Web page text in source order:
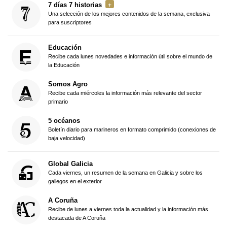
7 días 7 historias
Una selección de los mejores contenidos de la semana, exclusiva
para suscriptores
Educación
Recibe cada lunes novedades e información útil sobre el mundo de
la Educación
Somos Agro
Recibe cada miércoles la información más relevante del sector
primario
5 océanos
Boletín diario para marineros en formato comprimido (conexiones de
baja velocidad)
Global Galicia
Cada viernes, un resumen de la semana en Galicia y sobre los
gallegos en el exterior
A Coruña
Recibe de lunes a viernes toda la actualidad y la información más
destacada de A Coruña